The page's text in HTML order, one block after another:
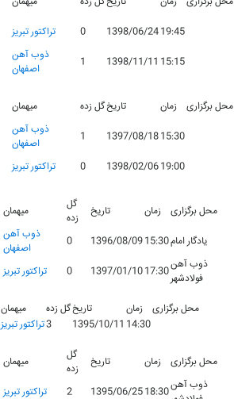
تراکتور تبریز 0 1398/06/2419:45
ذوب آهن
اصفهان
1 1398/11/11 15:15
میهمان گل زدهتاریخ زمان
محل برگزاری
ذوب آهن
اصفهان
1 1397/08/1815:30
تراکتور تبریز 0 1398/02/0619:00
میهمان
گل
زده
تاریخ زمان
محل برگزاری
ذوب آهن
اصفهان
0 1396/08/0915:30یادگار امام
تراکتور تبریز 0 1397/01/1017:30ذوب آهن
فولادشهر
میهمان گل زدهتاریخ زمان
محل برگزاری
تراکتور تبریز3 1395/10/11 14:30
میهمان
گل
زده
تاریخ زمان
محل برگزاری
تراکتور تبریز 2 1395/06/2518:30ذوب آهن